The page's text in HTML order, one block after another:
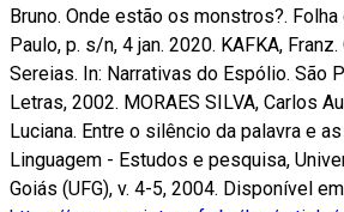
Bruno. Onde estão os monstros?. Folha
Paulo, p. s/n, 4 jan. 2020. KAFKA,
Sereias. In: Narrativas do Espólio. São
Letras, 2002. MORAES SILVA, Carlos
Luciana. Entre o silêncio da palavra e
Linguagem - Estudos e pesquisa,
Goiás (UFG), v. 4-5, 2004. Disponível